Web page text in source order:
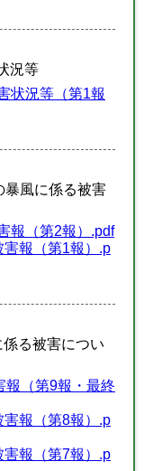
況等
状況等（第1報
暴風に係る被害
報（第2報）.pdf
報（第1報）.p
る被害につい
報（第9報・最終
報（第8報）.p
報（第7報）.p